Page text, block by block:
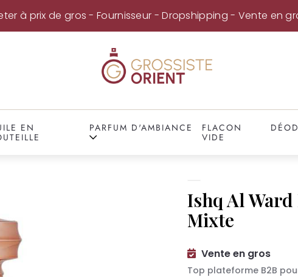
à prix de gros - Fournisseur - Dropshipping - Vente en
EN
PARFUM D'AMBIANCE
FLACON
VIDE
Ishq Al
Mixte
Vente en gros
Top plateforme B2B